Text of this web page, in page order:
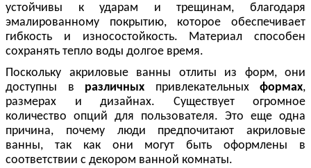
устойчивы к ударам и трещинам, благодаря
эмалированному покрытию, которое обеспечивает
гибкость и износостойкость. Материал способен
сохранять тепло воды долгое время.
Поскольку акриловые ванны отлиты из форм, они
доступны в различных привлекательных формах,
размерах и дизайнах. Существует огромное
количество опций для пользователя. Это еще одна
причина, почему люди предпочитают акриловые
ванны, так как они могут быть оформлены в
соответствии с декором ванной комнаты.